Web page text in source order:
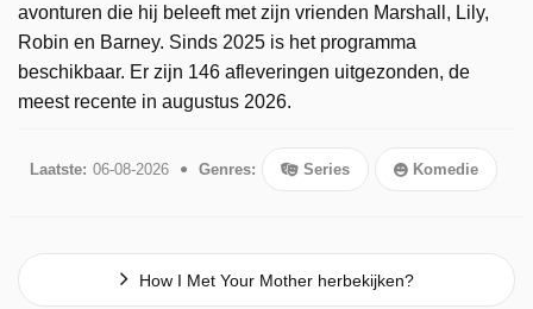
avonturen die hij beleeft met zijn vrienden Marshall, Lily,
Robin en Barney. Sinds 2025 is het programma
beschikbaar. Er zijn 146 afleveringen uitgezonden, de
meest recente in augustus 2026.
Laatste: 06-08-2026 Genres: Series Komedie
How I Met Your Mother herbekijken?